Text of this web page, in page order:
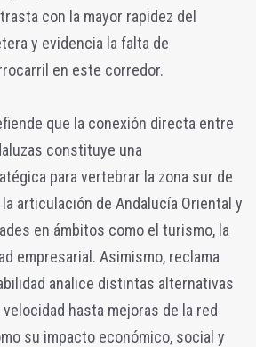
con la mayor rapidez del
y evidencia la falta de
en este corredor.
que la conexión directa entre
constituye una
para vertebrar la zona sur de
articulación de Andalucía Oriental y
en ámbitos como el turismo, la
empresarial. Asimismo, reclama
analice distintas alternativas
hasta mejoras de la red
su impacto económico, social y